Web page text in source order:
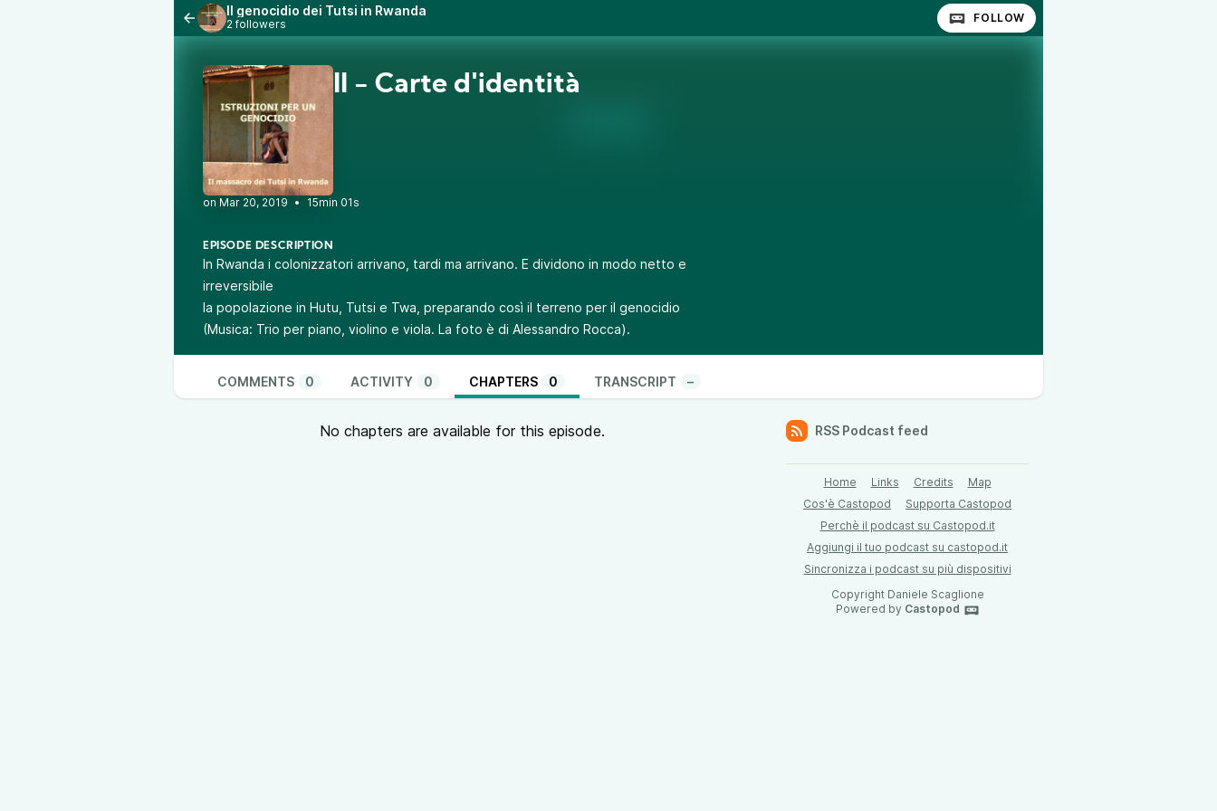
Il genocidio dei Tutsi in Rwanda
2 followers FOLLOW
II - Carte d'identità
• 15min 01s
EPISODE DESCRIPTION
In Rwanda i colonizzatori arrivano, tardi ma arrivano. E dividono in modo netto e
irreversibile
la popolazione in Hutu, Tutsi e Twa, preparando così il terreno per il genocidio
(Musica: Trio per piano, violino e viola. La foto è di Alessandro Rocca).
COMMENTS 0 ACTIVITY 0 CHAPTERS 0 TRANSCRIPT –
No chapters are available for this episode. RSS Podcast feed
Home Links Credits
Map
Cos'è Castopod
Supporta Castopod
Perchè il podcast su Castopod.it
Aggiungi il tuo podcast su castopod.it
Sincronizza i podcast su più dispositivi
Copyright Daniele Scaglione
Powered by Castopod